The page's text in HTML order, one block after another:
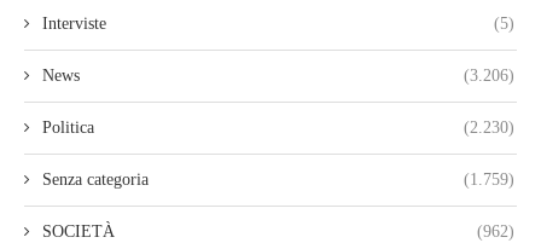
Interviste (5)
News (3.206)
Politica (2.230)
Senza categoria (1.759)
SOCIETÀ (962)